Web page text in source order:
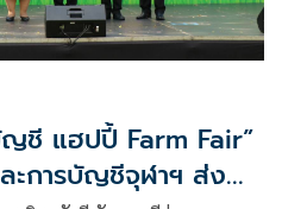
ชี แฮปปี้ Farm Fair”
การบัญชีจุฬาฯ ส่ง